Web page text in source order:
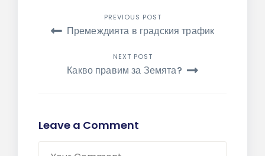
Навигация
PREVIOUS POST
Премеждията в градския трафик
NEXT POST
Какво правим за Земята?
Leave a Comment